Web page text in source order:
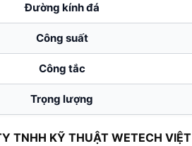
Đường kính đá
Công suất
Công tắc
Trọng lượng
TNHH KỸ THUẬT WETECH VIỆT